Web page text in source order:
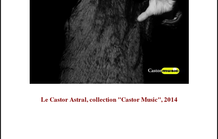
Le Castor Astral, collection "Castor Music", 2014